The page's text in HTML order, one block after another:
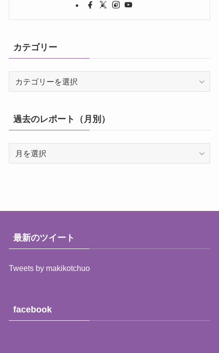
カテゴリー
リ
ー
過去のレポート（月別）
ー
（月
最新のツイート
Tweets by makikotchuo
facebook